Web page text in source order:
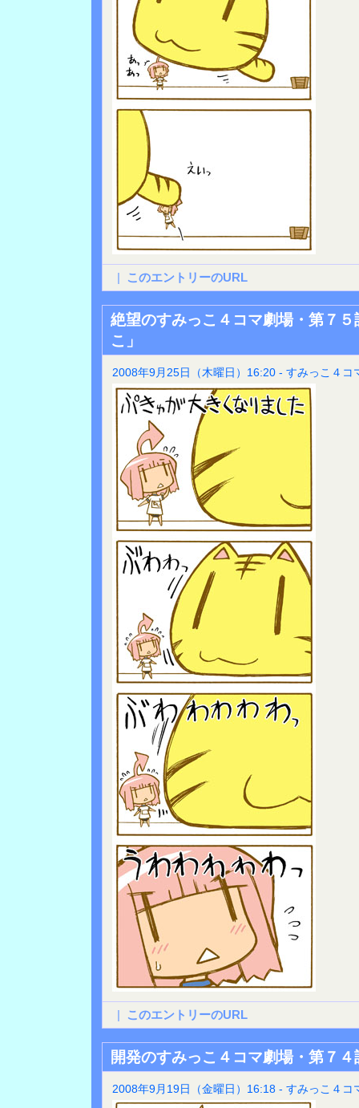
| このエントリーのURL
絶望のすみっこ４コマ劇場・第７
こ」
2008年9月25日（木曜日）16:20 - すみっこ４コ
| このエントリーのURL
開発のすみっこ４コマ劇場・第７
2008年9月19日（金曜日）16:18 - すみっこ４コ